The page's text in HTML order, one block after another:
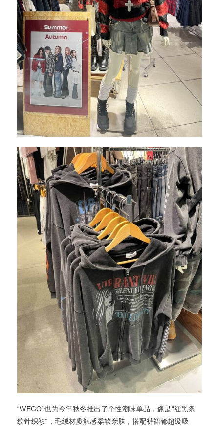
“WEGO”也为今年秋冬推出了个性潮味单品，像是“红黑条
纹针织衫”，毛绒材质触感柔软亲肤，搭配裤裙都超级吸